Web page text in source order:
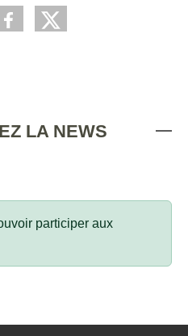
LA NEWS
participer aux